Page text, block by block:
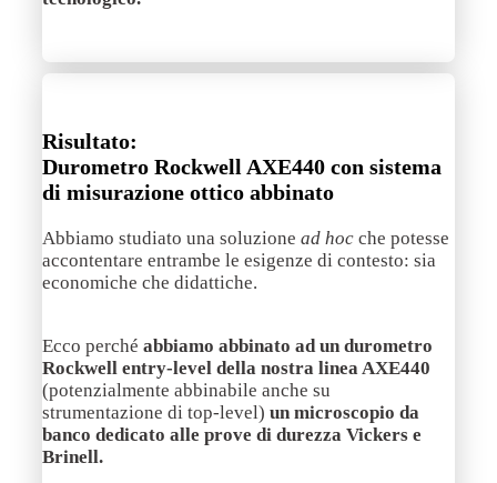
Risultato:
Durometro Rockwell AXE440 con sistema
di misurazione ottico abbinato
Abbiamo studiato una soluzione ad hoc che potesse
accontentare entrambe le esigenze di contesto: sia
economiche che didattiche.
Ecco perché abbiamo abbinato ad un durometro
Rockwell entry-level della nostra linea AXE440
(potenzialmente abbinabile anche su
strumentazione di top-level) un microscopio da
banco dedicato alle prove di durezza Vickers e
Brinell.